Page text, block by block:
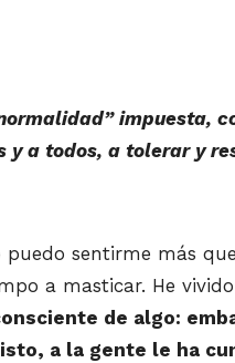
impuesta,
y a todos, a tolerar y
sentirme más
a masticar. He
de algo:
a la gente le ha